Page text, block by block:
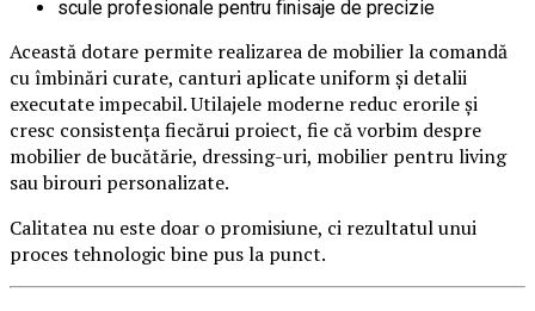
scule profesionale pentru finisaje de precizie
Această dotare permite realizarea de mobilier la comandă
cu îmbinări curate, canturi aplicate uniform și detalii
executate impecabil. Utilajele moderne reduc erorile și
cresc consistența fiecărui proiect, fie că vorbim despre
mobilier de bucătărie, dressing-uri, mobilier pentru living
sau birouri personalizate.
Calitatea nu este doar o promisiune, ci rezultatul unui
proces tehnologic bine pus la punct.